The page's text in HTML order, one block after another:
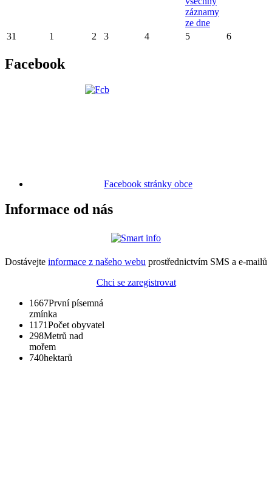
záznamy
ze dne
31 1 2 3 4 5 6
Facebook
Facebook stránky obce
Informace od nás
Dostávejte informace z našeho webu prostřednictvím SMS a e-mailů
Chci se zaregistrovat
1667První písemná
zmínka
1171Počet obyvatel
298Metrů nad
mořem
740hektarů